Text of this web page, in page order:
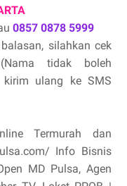
0857 0878 5999
silahkan cek
tidak boleh
kirim ulang ke SMS
Termurah dan
Info Bisnis
MD Pulsa, Agen